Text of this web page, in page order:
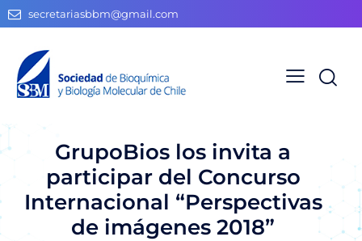
secretariasbbm@gmail.com
GrupoBios los invita a
participar del Concurso
Internacional “Perspectivas
de imágenes 2018”